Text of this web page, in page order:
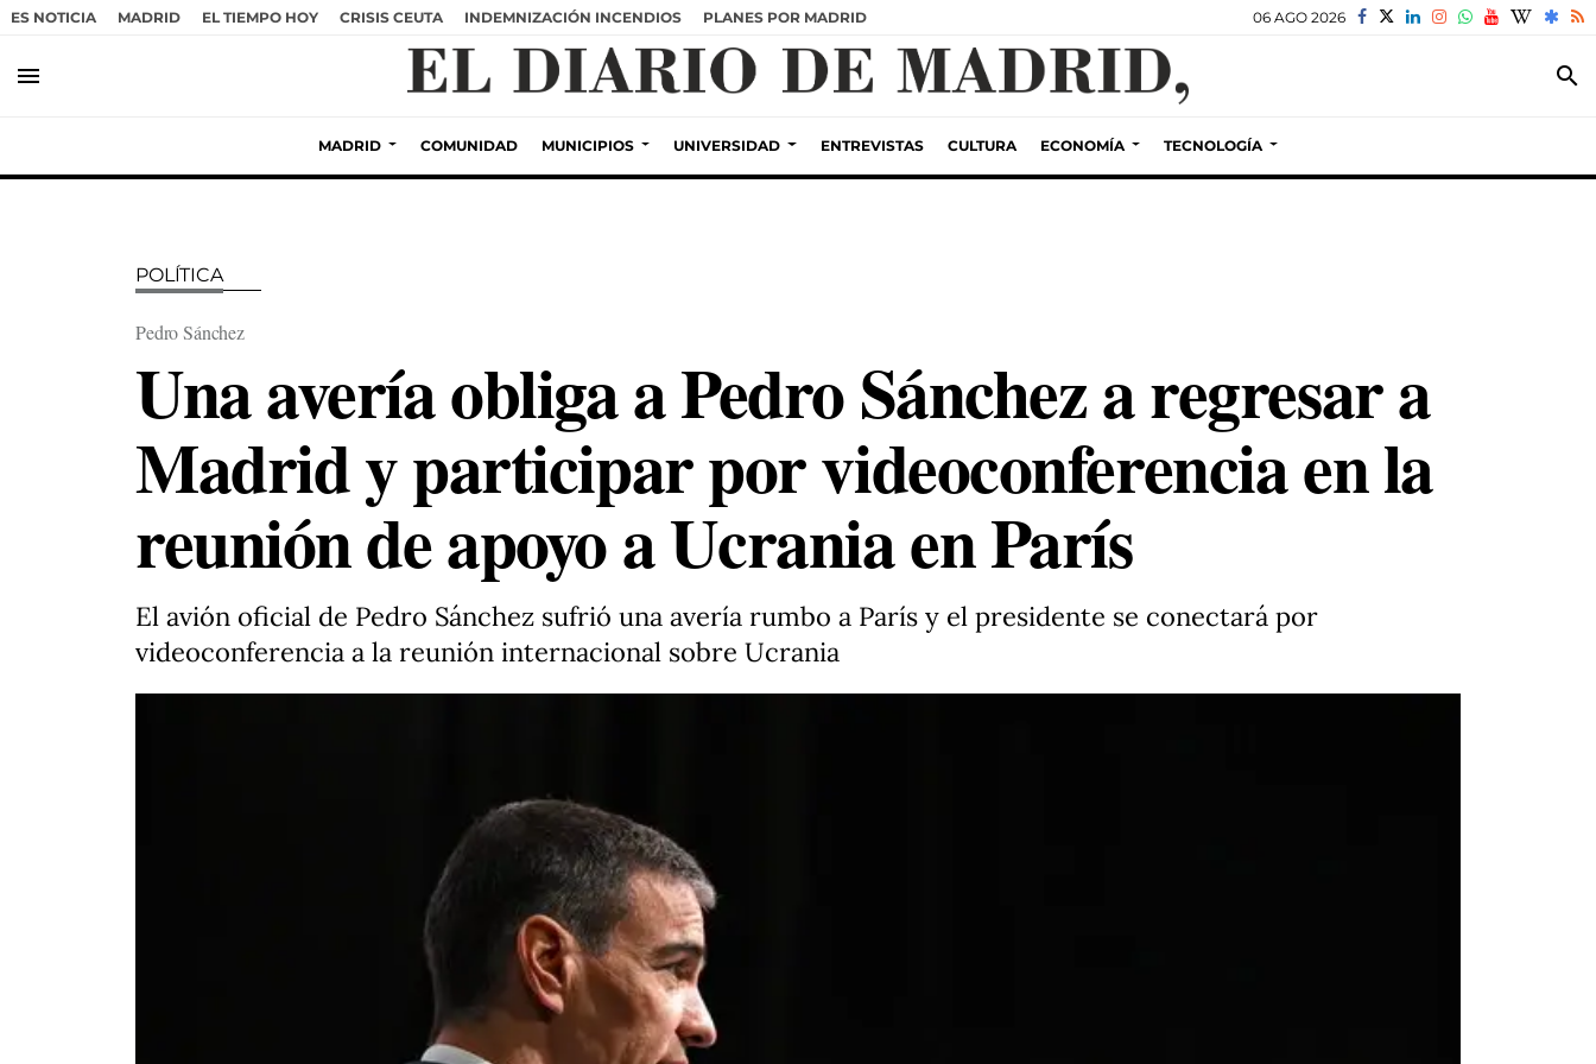
ES NOTICIA MADRID EL TIEMPO HOY CRISIS CEUTA INDEMNIZACIÓN INCENDIOS PLANES POR MADRID 06 AGO 2026
menu search
MADRID COMUNIDAD MUNICIPIOS UNIVERSIDAD ENTREVISTAS CULTURA ECONOMÍA TECNOLOGÍA
POLÍTICA
Pedro Sánchez
Una avería obliga a Pedro Sánchez a regresar a
Madrid y participar por videoconferencia en la
reunión de apoyo a Ucrania en París
El avión oficial de Pedro Sánchez sufrió una avería rumbo a París y el presidente se conectará por
videoconferencia a la reunión internacional sobre Ucrania